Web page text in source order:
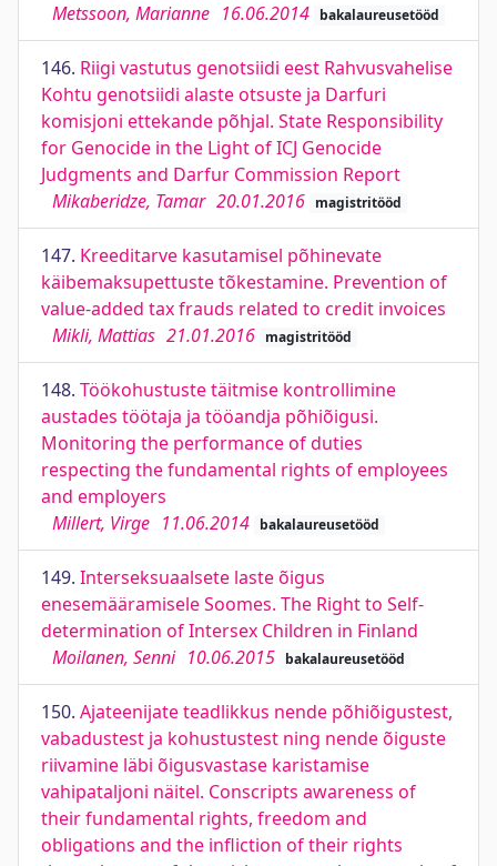
Metssoon, Marianne 16.06.2014 bakalaureusetööd
146. Riigi vastutus genotsiidi eest Rahvusvahelise
Kohtu genotsiidi alaste otsuste ja Darfuri
komisjoni ettekande põhjal. State Responsibility
for Genocide in the Light of ICJ Genocide
Judgments and Darfur Commission Report
Mikaberidze, Tamar 20.01.2016 magistritööd
147. Kreeditarve kasutamisel põhinevate
käibemaksupettuste tõkestamine. Prevention of
value-added tax frauds related to credit invoices
Mikli, Mattias 21.01.2016 magistritööd
148. Töökohustuste täitmise kontrollimine
austades töötaja ja tööandja põhiõigusi.
Monitoring the performance of duties
respecting the fundamental rights of employees
and employers
Millert, Virge 11.06.2014 bakalaureusetööd
149. Interseksuaalsete laste õigus
enesemääramisele Soomes. The Right to Self-
determination of Intersex Children in Finland
Moilanen, Senni 10.06.2015 bakalaureusetööd
150. Ajateenijate teadlikkus nende põhiõigustest,
vabadustest ja kohustustest ning nende õiguste
riivamine läbi õigusvastase karistamise
vahipataljoni näitel. Conscripts awareness of
their fundamental rights, freedom and
obligations and the infliction of their rights